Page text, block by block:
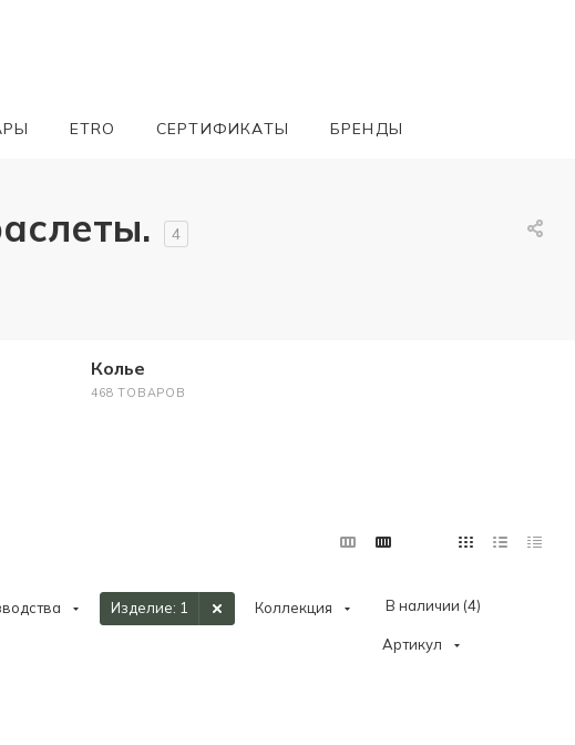
ETRO СЕРТИФИКАТЫ БРЕНДЫ
4
Колье
468 ТОВАРОВ
Изделие: 1 Коллекция В наличии (4)
Артикул